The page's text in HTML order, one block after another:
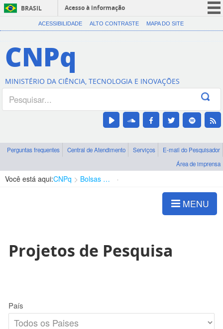
BRASIL
Acesso à informação
CORONAVÍRUS (COVID-19)
Canais
ACESSIBILIDADE ALTO CONTRASTE MAPA DO SITE
CNPq
MINISTÉRIO DA CIÊNCIA, TECNOLOGIA E INOVAÇÕES
Perguntas frequentes Central de Atendimento Serviços
E-mail do Pesquisador
Área de imprensa
Você está aqui:CNPq Bolsas e Auxílios Vigentes
MENU
Projetos de Pesquisa
País